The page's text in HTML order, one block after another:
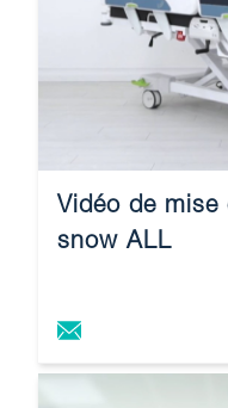
Vidéo de mise
snow ALL